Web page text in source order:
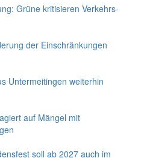
Grüne kritisieren Verkehrs-
der Einschränkungen
Untermeitingen weiterhin
auf Mängel mit
soll ab 2027 auch im